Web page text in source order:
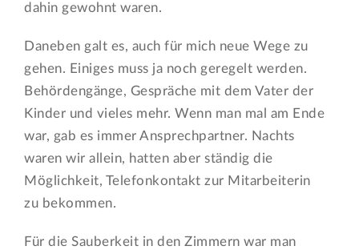
dahin gewohnt waren.
Daneben galt es, auch für mich neue Wege zu
gehen. Einiges muss ja noch geregelt werden.
Behördengänge, Gespräche mit dem Vater der
Kinder und vieles mehr. Wenn man mal am Ende
war, gab es immer Ansprechpartner. Nachts
waren wir allein, hatten aber ständig die
Möglichkeit, Telefonkontakt zur Mitarbeiterin
zu bekommen.
Für die Sauberkeit in den Zimmern war man